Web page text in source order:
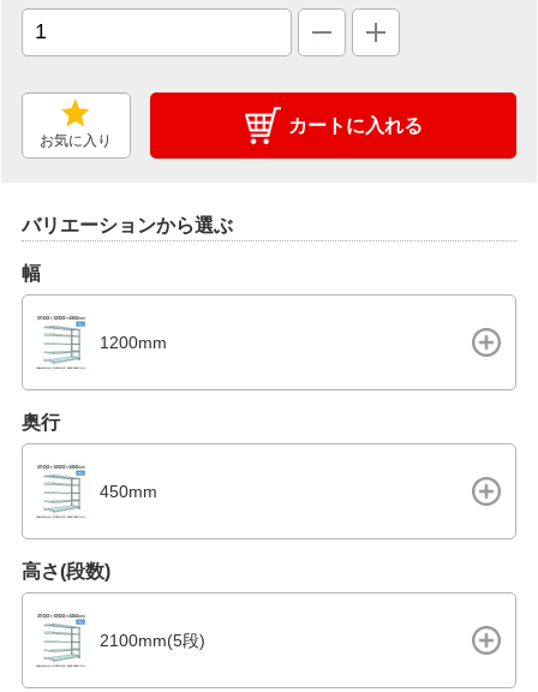
お気に入り
カートに入れる
バリエーションから選ぶ
幅
1200mm
奥行
450mm
高さ(段数)
2100mm(5段)